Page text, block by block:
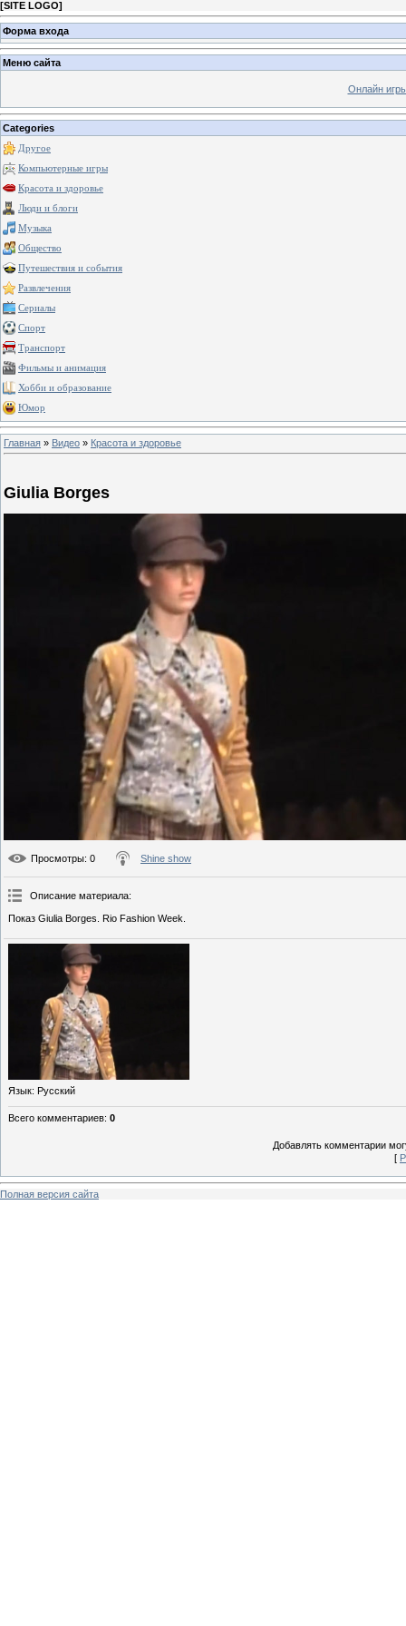
[SITE LOGO]
Форма входа
Меню сайта
Онлайн
Categories
Другое
Компьютерные игры
Красота и здоровье
Люди и блоги
Музыка
Общество
Путешествия и события
Развлечения
Сериалы
Спорт
Транспорт
Фильмы и анимация
Хобби и образование
Юмор
Главная » Видео » Красота и здоровье
Giulia Borges
Просмотры: 0 Shine show
Описание материала:
Показ Giulia Borges. Rio Fashion Week.
Язык: Русский
Всего комментариев: 0
Добавлять комментарии
[
Полная версия сайта